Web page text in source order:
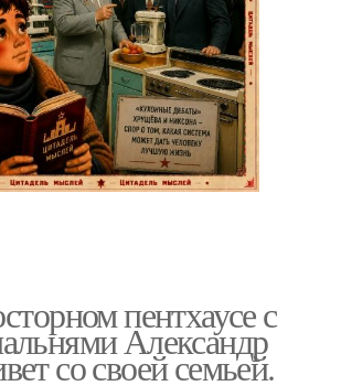
пентхаусе с
Александр
со своей семьей.